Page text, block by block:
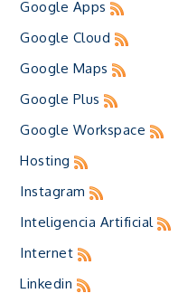
Google Apps
Google Cloud
Google Maps
Google Plus
Google Workspace
Hosting
Instagram
Inteligencia Artificial
Internet
Linkedin